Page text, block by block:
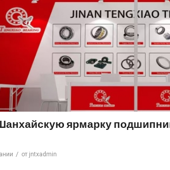
ярмарку
/ от jntxadmin